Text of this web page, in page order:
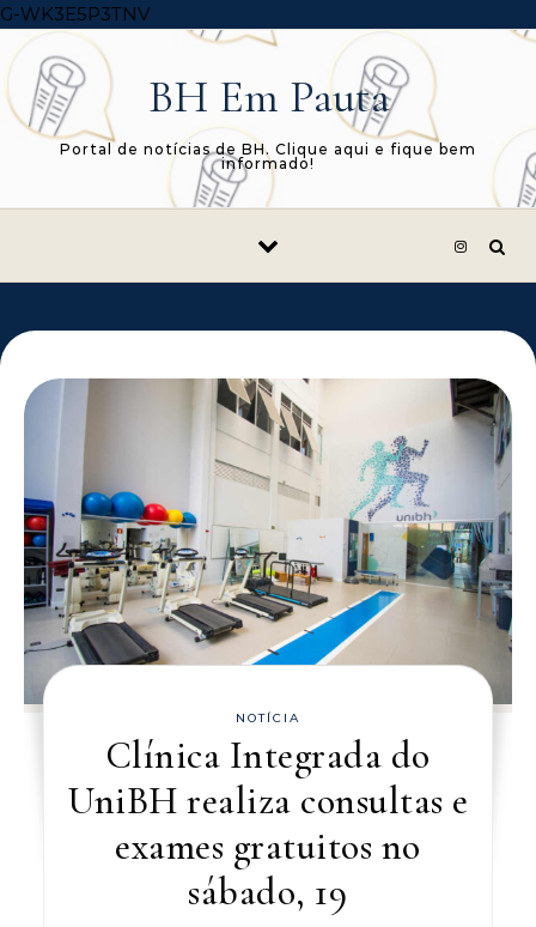
G-WK3E5P3TNVSkip to content
BH Em Pauta
Portal de notícias de BH. Clique aqui e fique bem
informado!
NOTÍCIA
Clínica Integrada do
UniBH realiza consultas e
exames gratuitos no
sábado, 19